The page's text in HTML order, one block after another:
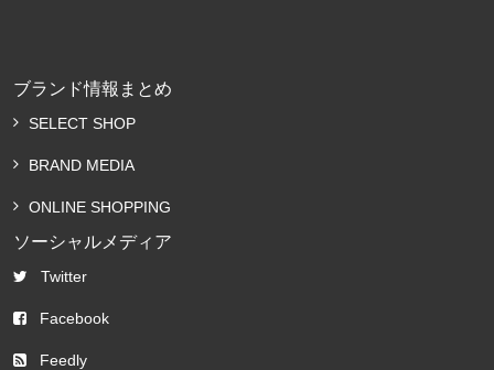
ブランド情報まとめ
SELECT SHOP
BRAND MEDIA
ONLINE SHOPPING
ソーシャルメディア
Twitter
Facebook
Feedly